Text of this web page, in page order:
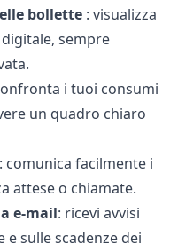
bollette : visualizza
sempre
i tuoi consumi
un quadro chiaro
: comunica facilmente i
attese o chiamate.
e-mail: ricevi avvisi
sulle scadenze dei